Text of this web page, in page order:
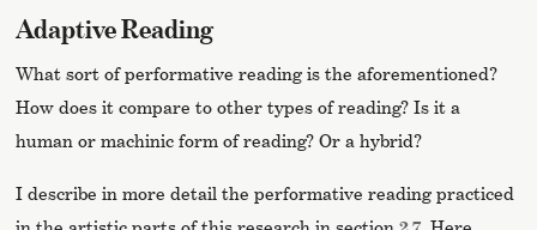
Adaptive Reading
What sort of performative reading is the aforementioned?
How does it compare to other types of reading? Is it a
human or machinic form of reading? Or a hybrid?
I describe in more detail the performative reading practiced